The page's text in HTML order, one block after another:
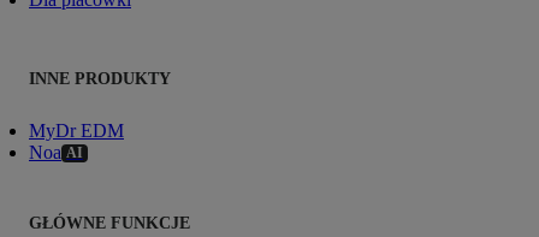
INNE PRODUKTY
MyDr EDM
Noa AI
GŁÓWNE FUNKCJE